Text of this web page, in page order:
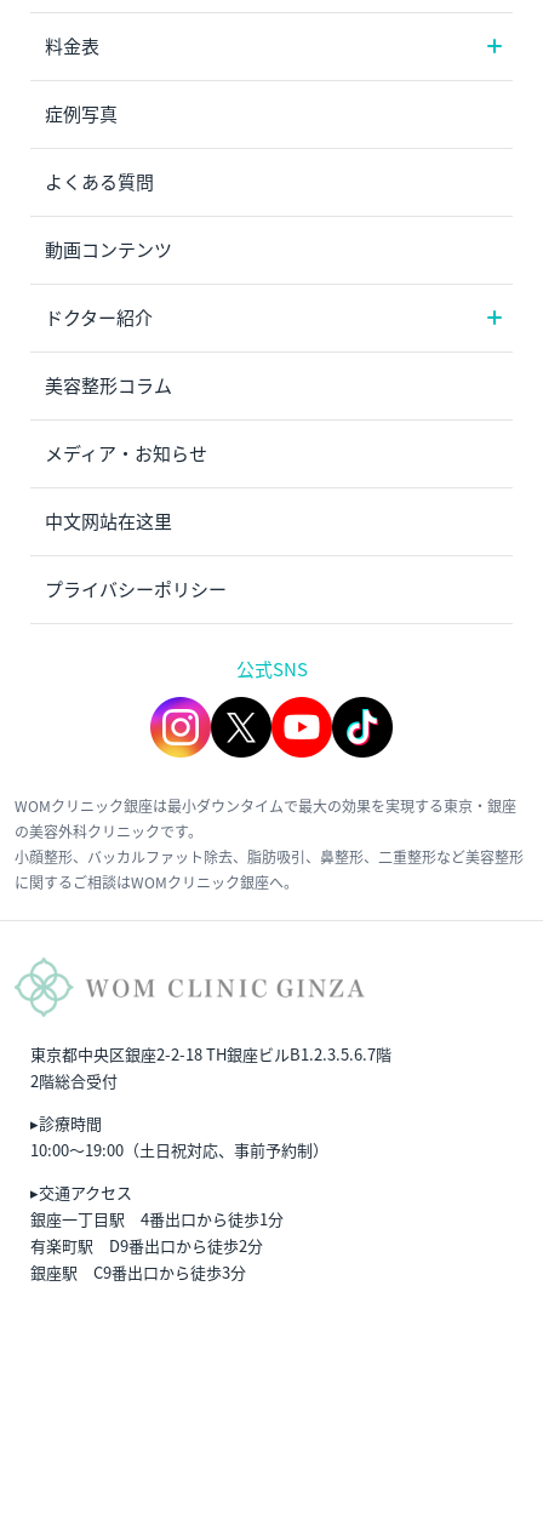
料金表
症例写真
よくある質問
動画コンテンツ
ドクター紹介
美容整形コラム
メディア・お知らせ
中文网站在这里
プライバシーポリシー
公式SNS
WOMクリニック銀座は最小ダウンタイムで最大の効果を実現する東京・銀座
の美容外科クリニックです。
小顔整形、バッカルファット除去、脂肪吸引、鼻整形、二重整形など美容整形
に関するご相談はWOMクリニック銀座へ。
東京都中央区銀座2-2-18 TH銀座ビルB1.2.3.5.6.7階
2階総合受付
▸診療時間
10:00〜19:00（土日祝対応、事前予約制）
▸交通アクセス
銀座一丁目駅 4番出口から徒歩1分
有楽町駅 D9番出口から徒歩2分
銀座駅 C9番出口から徒歩3分